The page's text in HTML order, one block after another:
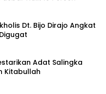
Dt. Bijo Dirajo Angkat
Adat Salingka
Kitabullah